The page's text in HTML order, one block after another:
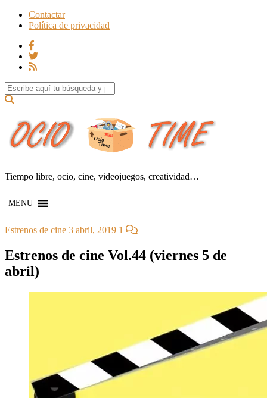
Contactar
Política de privacidad
Search for:
Tiempo libre, ocio, cine, videojuegos, creatividad…
MENU
Estrenos de cine 3 abril, 2019 1
Estrenos de cine Vol.44 (viernes 5 de
abril)